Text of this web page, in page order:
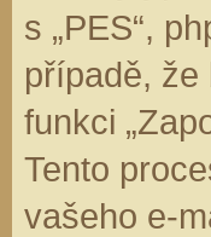
s „PES“,
případě, že
funkci
Tento
vašeho e-